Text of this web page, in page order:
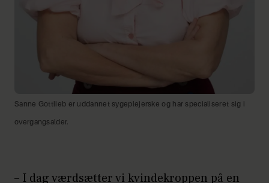
Sanne Gottlieb er uddannet sygeplejerske og har specialiseret sig i
overgangsalder.
– I dag værdsætter vi kvindekroppen på en